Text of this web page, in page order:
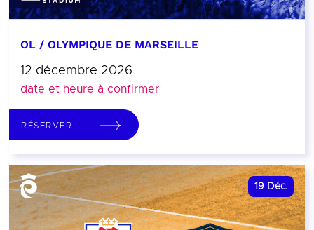
OL / OLYMPIQUE DE MARSEILLE
12 décembre 2026
date et heure à confirmer
RÉSERVER
19 Déc.